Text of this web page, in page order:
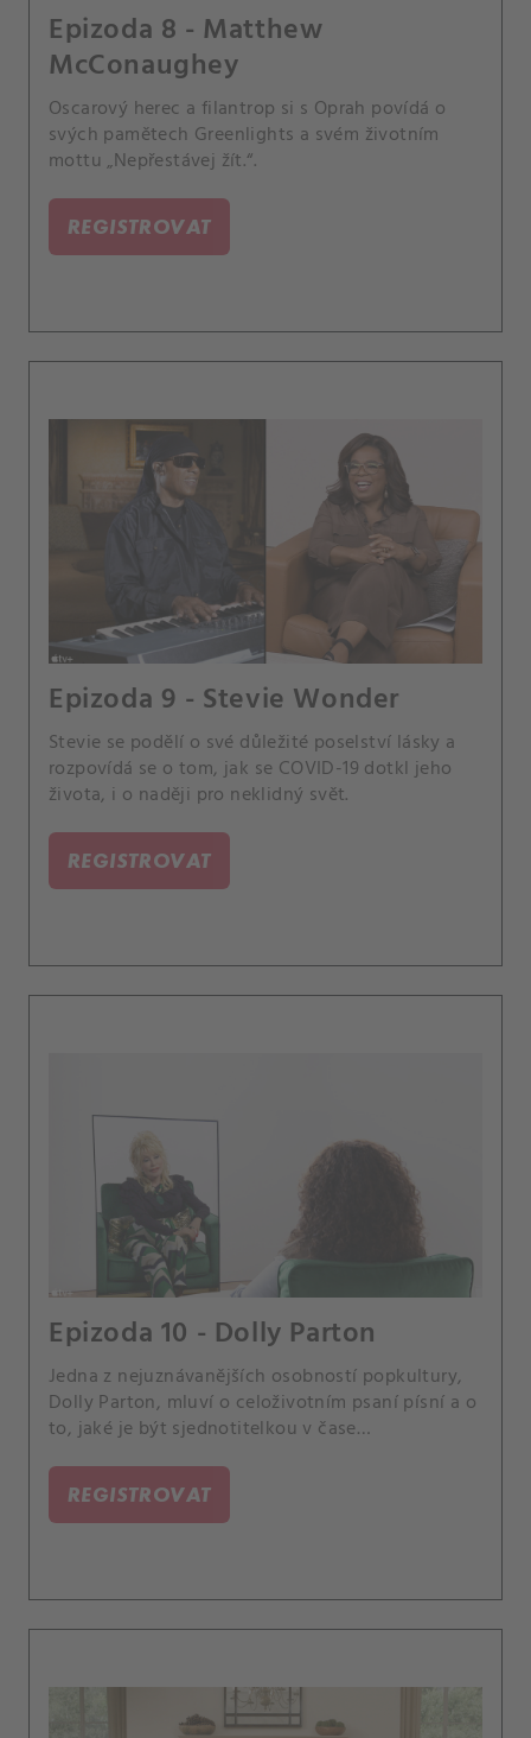
Epizoda 8 - Matthew
McConaughey
Oscarový herec a filantrop si s Oprah povídá o
svých pamětech Greenlights a svém životním
mottu „Nepřestávej žít.“.
REGISTROVAT
Epizoda 9 - Stevie Wonder
Stevie se podělí o své důležité poselství lásky a
rozpovídá se o tom, jak se COVID-19 dotkl jeho
života, i o naději pro neklidný svět.
REGISTROVAT
Epizoda 10 - Dolly Parton
Jedna z nejuznávanějších osobností popkultury,
Dolly Parton, mluví o celoživotním psaní písní a o
to, jaké je být sjednotitelkou v čase
REGISTROVAT